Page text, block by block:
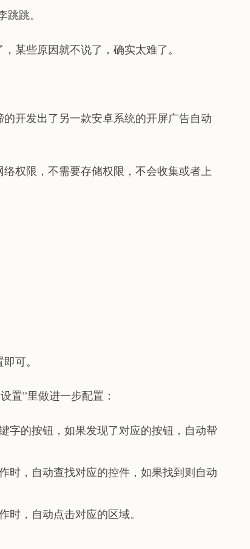
跳。
某些原因就不说了，确实太难了。
开发出了另一款安卓系统的开屏广告自动
权限，不需要存储权限，不会收集或者上
可。
置”里做进一步配置：
字的按钮，如果发现了对应的按钮，自动帮
时，自动查找对应的控件，如果找到则自动
时，自动点击对应的区域。